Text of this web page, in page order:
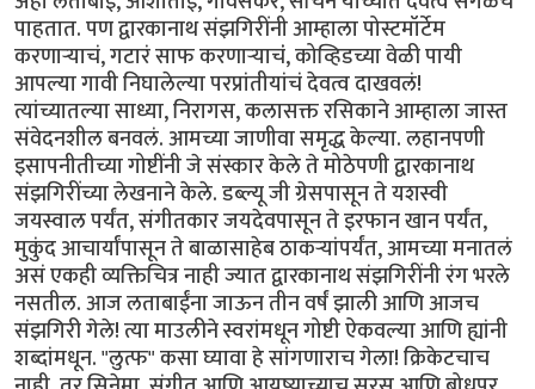
पाहतात. पण द्वारकानाथ संझगिरींनी आम्हाला पोस्टमॉर्टेम
करणार्‍याचं, गटारं साफ करणार्‍याचंं, कोव्हिडच्या वेळी पायी
आपल्या गावी निघालेल्या परप्रांतीयांचं देवत्व दाखवलं!
त्यांच्यातल्या साध्या, निरागस, कलासक्त रसिकाने आम्हाला जास्त
संवेदनशील बनवलं. आमच्या जाणीवा समृद्ध केल्या. लहानपणी
इसापनीतीच्या गोष्टींनी जे संस्कार केले ते मोठेपणी द्वारकानाथ
संझगिरींच्या लेखनाने केले. डब्ल्यू जी ग्रेसपासून ते यशस्वी
जयस्वाल पर्यंत, संगीतकार जयदेवपासून ते इरफान खान पर्यंत,
मुकुंद आचार्यांपासून ते बाळासाहेब ठाकर्‍यांपर्यंत, आमच्या मनातलं
असं एकही व्यक्तिचित्र नाही ज्यात द्वारकानाथ संझगिरींनी रंग भरले
नसतील. आज लताबाईंना जाऊन तीन वर्षं झाली आणि आजच
संझगिरी गेले! त्या माउलीने स्वरांमधून गोष्टी ऐकवल्या आणि ह्यांनी
शब्दांमधून. "लुत्फ" कसा घ्यावा हे सांगणाराच गेला! क्रिकेटचाच